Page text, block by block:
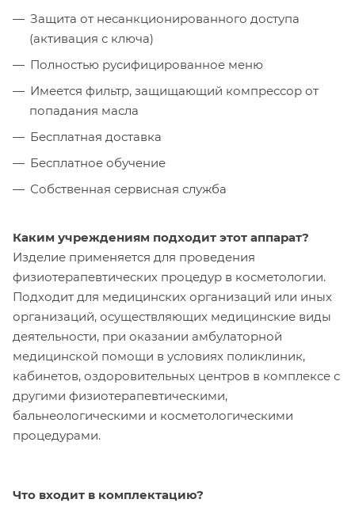
Защита от несанкционированного доступа
(активация с ключа)
Полностью русифицированное меню
Имеется фильтр, защищающий компрессор от
попадания масла
Бесплатная доставка
Бесплатное обучение
Собственная сервисная служба
Каким учреждениям подходит этот аппарат?
Изделие применяется для проведения
физиотерапевтических процедур в косметологии.
Подходит для медицинских организаций или иных
организаций, осуществляющих медицинские виды
деятельности, при оказании амбулаторной
медицинской помощи в условиях поликлиник,
кабинетов, оздоровительных центров в комплексе с
другими физиотерапевтическими,
бальнеологическими и косметологическими
процедурами.
Что входит в комплектацию?